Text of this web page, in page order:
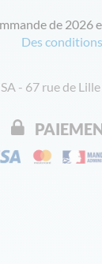
de 2026
Des
- 67 rue de